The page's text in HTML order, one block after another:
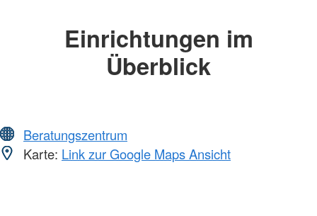
Einrichtungen im
Überblick
Beratungszentrum
Karte: Link zur Google Maps Ansicht